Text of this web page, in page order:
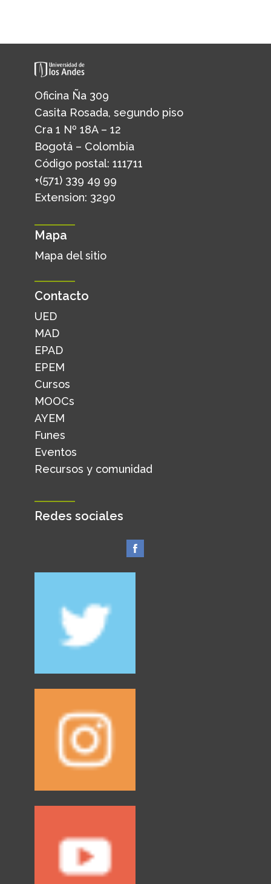
Oficina Ña 309
Casita Rosada, segundo piso
Cra 1 Nº 18A – 12
Bogotá – Colombia
Código postal: 111711
+(571) 339 49 99
Extension: 3290
Mapa
Mapa del sitio
Contacto
UED
MAD
EPAD
EPEM
Cursos
MOOCs
AYEM
Funes
Eventos
Recursos y comunidad
Redes sociales